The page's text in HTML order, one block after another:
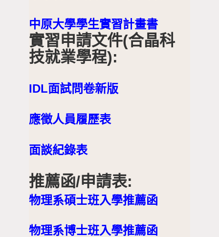
中原大學學生實習計畫書
實習申請文件(合晶科
技就業學程):
IDL面試問卷新版
應徵人員履歷表
面談紀錄表
推薦函/申請表:
物理系碩士班入學推薦函
物理系博士班入學推薦函